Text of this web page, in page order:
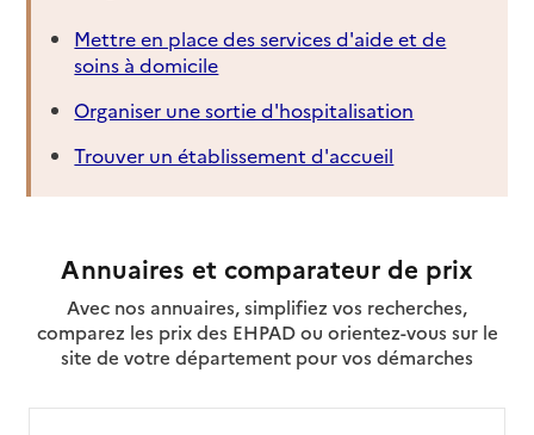
Mettre en place des services d'aide et de
soins à domicile
Organiser une sortie d'hospitalisation
Trouver un établissement d'accueil
Annuaires et comparateur de prix
Avec nos annuaires, simplifiez vos recherches,
comparez les prix des EHPAD ou orientez-vous sur le
site de votre département pour vos démarches